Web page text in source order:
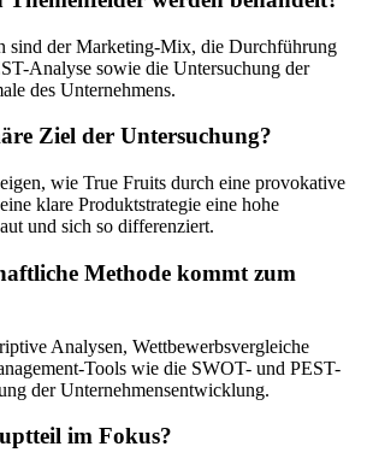
sind der Marketing-Mix, die Durchführung
Analyse sowie die Untersuchung der
des Unternehmens.
Ziel der Untersuchung?
wie True Fruits durch eine provokative
klare Produktstrategie eine hohe
und sich so differenziert.
Methode kommt zum
Analysen, Wettbewerbsvergleiche
Tools wie die SWOT- und PEST-
der Unternehmensentwicklung.
im Fokus?